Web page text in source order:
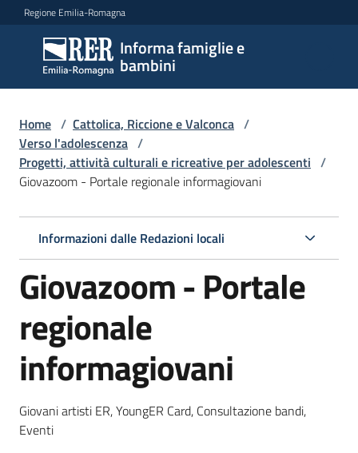
Vai al contenuto
Vai alla navigazione
Vai al footer
Regione Emilia-Romagna
Informa famiglie e
bambini
Informa
famiglie
e
bambini
Argomenti
Servizi
Centri
le
famiglie
Informazioni
locali
Home / Cattolica, Riccione e Valconca /
Verso l'adolescenza /
Progetti, attività culturali e ricreative per adolescenti /
Giovazoom - Portale regionale informagiovani
Informazioni dalle Redazioni locali
Giovazoom - Portale
regionale
informagiovani
Giovani artisti ER, YoungER Card, Consultazione bandi,
Eventi